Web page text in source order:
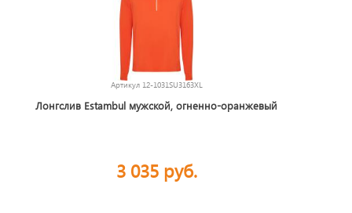
Артикул 12-1031SU3163XL
Лонгслив Estambul мужской, огненно-оранжевый
3 035 руб.